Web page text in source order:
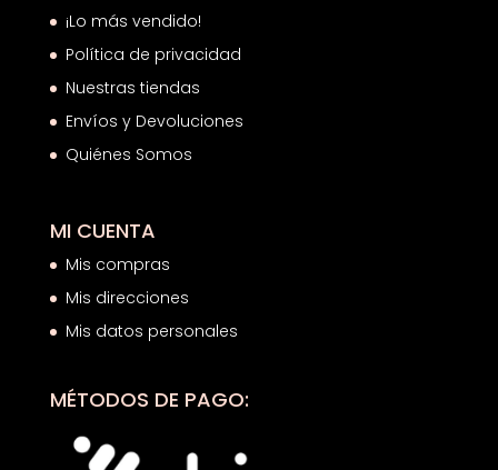
¡Lo más vendido!
Política de privacidad
Nuestras tiendas
Envíos y Devoluciones
Quiénes Somos
MI CUENTA
Mis compras
Mis direcciones
Mis datos personales
MÉTODOS DE PAGO: